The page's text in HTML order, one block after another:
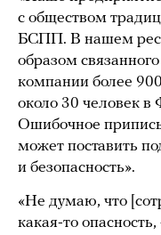
с обществом
БСПП. В нашем
образом
компании более
около 30 человек
Ошибочное
может поставить
и безопасность».
«Не думаю, что
какая-то